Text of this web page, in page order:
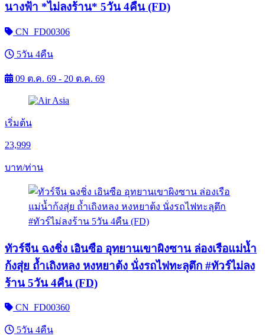
นางฟ้า *ไม่ลงร้าน* 5วัน 4คืน (FD)
CN_FD00306
5วัน 4คืน
09 ต.ค. 69 - 20 ต.ค. 69
เริ่มต้น
23,999
บาท/ท่าน
ทัวร์จีน ฉงชิ่ง เอินซือ อุทยานเขาผิงซาน ล่องเรือแม่น้ำ
ก้งสุ่ย ถ้ำเถิงหลง หงหยาต้ง นั่งรถไฟทะลุตึก #ทัวร์ไม่ลง
ร้าน 5วัน 4คืน (FD)
CN_FD00360
5วัน 4คืน